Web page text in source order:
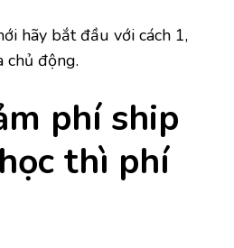
hãy bắt đầu với cách 1,
chủ động.
phí ship
thì phí